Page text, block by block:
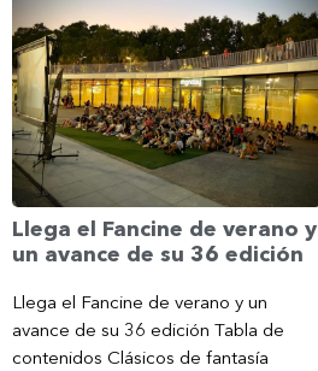
Llega el Fancine de verano y
un avance de su 36 edición
Llega el Fancine de verano y un
avance de su 36 edición Tabla de
contenidos Clásicos de fantasía